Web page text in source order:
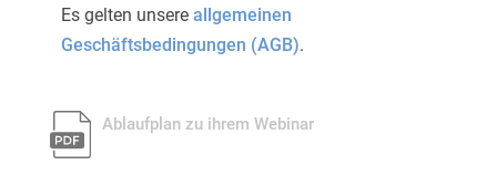
Es gelten unsere allgemeinen
Geschäftsbedingungen (AGB).
Ablaufplan zu ihrem Webinar